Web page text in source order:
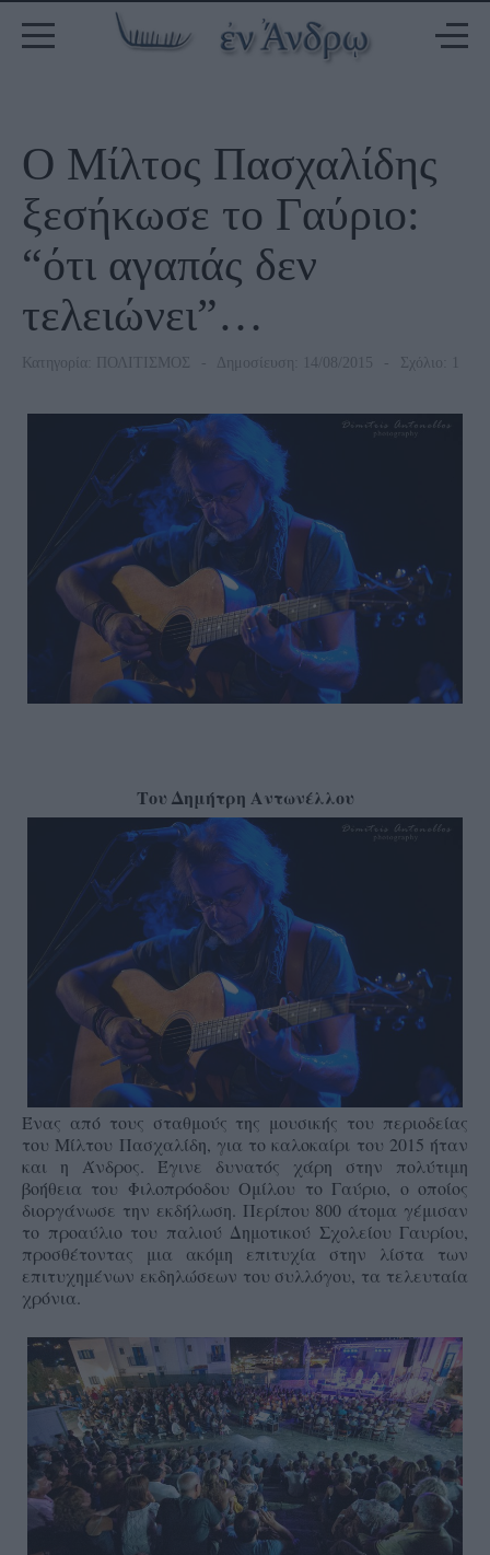
Ο Μίλτος Πασχαλίδης
ξεσήκωσε το Γαύριο:
“ότι αγαπάς δεν
τελειώνει”…
Κατηγορία: ΠΟΛΙΤΙΣΜΟΣ Δημοσίευση: 14/08/2015 Σχόλιο: 1
Του Δημήτρη Αντωνέλλου
Ένας από τους σταθμούς της μουσικής του περιοδείας
του Μίλτου Πασχαλίδη, για το καλοκαίρι του 2015 ήταν
και η Άνδρος. Έγινε δυνατός χάρη στην πολύτιμη
βοήθεια του Φιλοπρόοδου Ομίλου το Γαύριο, ο οποίος
διοργάνωσε την εκδήλωση. Περίπου 800 άτομα γέμισαν
το προαύλιο του παλιού Δημοτικού Σχολείου Γαυρίου,
προσθέτοντας μια ακόμη επιτυχία στην λίστα των
επιτυχημένων εκδηλώσεων του συλλόγου, τα τελευταία
χρόνια.